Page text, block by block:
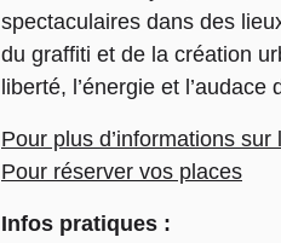
spectaculaires dans des
du graffiti et de la création
liberté, l’énergie et
Pour plus d’informations
Pour réserver vos places
Infos pratiques :